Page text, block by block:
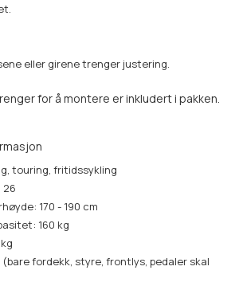
eller girene trenger justering.
for å montere er inkludert i pakken.
touring, fritidssykling
26
170 - 190 cm
160 kg
fordekk, styre, frontlys, pedaler skal